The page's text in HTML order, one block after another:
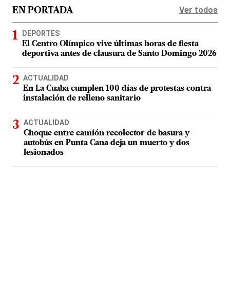
EN PORTADA Ver todos
DEPORTES
El Centro Olímpico vive últimas horas de fiesta
deportiva antes de clausura de Santo Domingo 2026
ACTUALIDAD
En La Cuaba cumplen 100 días de protestas contra
instalación de relleno sanitario
ACTUALIDAD
Choque entre camión recolector de basura y
autobús en Punta Cana deja un muerto y dos
lesionados